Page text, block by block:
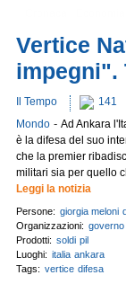
Vertice
impegni".
Il Tempo 141
Mondo - Ad Ankara
è la difesa del suo
che la premier
militari sia per quello
Leggi la notizia
Persone: giorgia meloni
Organizzazioni: governo
Prodotti: soldi pil
Luoghi: italia ankara
Tags: vertice difesa